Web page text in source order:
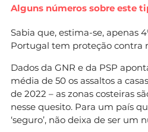
Alguns números sobre este
Sabia que, estima-se, apenas
Portugal tem proteção contra
Dados da GNR e da PSP
média de 50 os assaltos a
de 2022 – as zonas costeiras
nesse quesito. Para um país
‘seguro’, não deixa de ser um